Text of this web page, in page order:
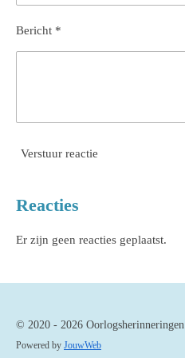
Bericht *
Verstuur reactie
Reacties
Er zijn geen reacties geplaatst.
© 2020 - 2026 Oorlogsherinneringen
Powered by JouwWeb